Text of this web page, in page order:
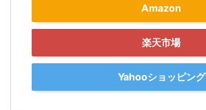
Amazon
楽天市場
Yahooショッピング